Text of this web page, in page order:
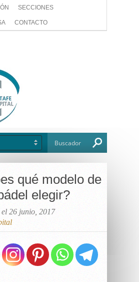
SECCIONES
CONTACTO
qué modelo de
elegir?
el 26 junio, 2017